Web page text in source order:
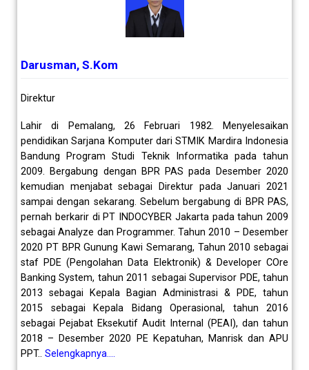
Darusman, S.Kom
Direktur
Lahir di Pemalang, 26 Februari 1982. Menyelesaikan
pendidikan Sarjana Komputer dari STMIK Mardira Indonesia
Bandung Program Studi Teknik Informatika pada tahun
2009. Bergabung dengan BPR PAS pada Desember 2020
kemudian menjabat sebagai Direktur pada Januari 2021
sampai dengan sekarang. Sebelum bergabung di BPR PAS,
pernah berkarir di PT INDOCYBER Jakarta pada tahun 2009
sebagai Analyze dan Programmer. Tahun 2010 – Desember
2020 PT BPR Gunung Kawi Semarang, Tahun 2010 sebagai
staf PDE (Pengolahan Data Elektronik) & Developer COre
Banking System, tahun 2011 sebagai Supervisor PDE, tahun
2013 sebagai Kepala Bagian Administrasi & PDE, tahun
2015 sebagai Kepala Bidang Operasional, tahun 2016
sebagai Pejabat Eksekutif Audit Internal (PEAI), dan tahun
2018 – Desember 2020 PE Kepatuhan, Manrisk dan APU
PPT.. Selengkapnya….